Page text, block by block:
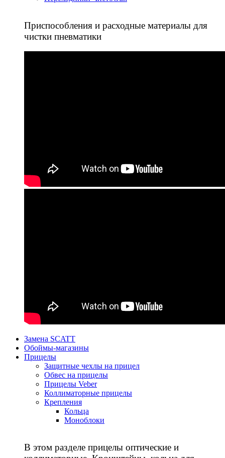
Приспособления и расходные материалы для
чистки пневматики
Замена SCATT
Обоймы-магазины
Прицелы
Защитные чехлы на прицел
Обвес на прицелы
Прицелы Veber
Коллиматорные прицелы
Крепления
Кольца
Моноблоки
В этом разделе прицелы оптические и